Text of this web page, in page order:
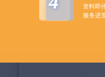
资料即
服务进